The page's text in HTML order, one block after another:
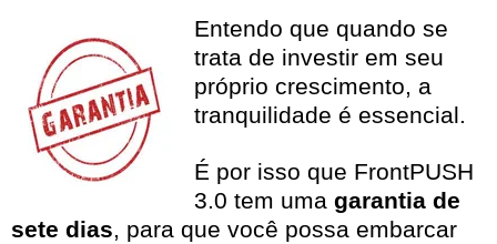
Entendo que quando se
trata de investir em seu
próprio crescimento, a
tranquilidade é essencial.
É por isso que FrontPUSH
3.0 tem uma garantia de
sete dias, para que você possa embarcar